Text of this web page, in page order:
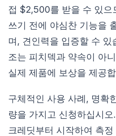
접 $2,500를 받을 수 있으
쓰기 전에 야심찬 기능을
며, 견인력을 입증할 수 있
조는 피치덱과 약속이 아
실제 제품에 보상을 제공
구체적인 사용 사례, 명확
량을 가지고 신청하십시
크레딧부터 시작하여 측